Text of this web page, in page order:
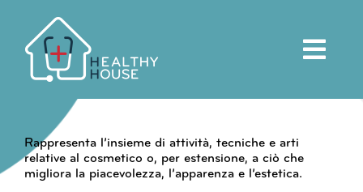
contenuto
Rappresenta l’insieme di attività, tecniche e arti
relative al cosmetico o, per estensione, a ciò che
migliora la piacevolezza, l’apparenza e l’estetica.